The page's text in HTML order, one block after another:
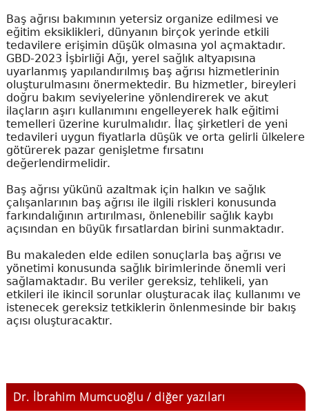
Baş ağrısı bakımının yetersiz organize edilmesi ve
eğitim eksiklikleri, dünyanın birçok yerinde etkili
tedavilere erişimin düşük olmasına yol açmaktadır.
GBD-2023 İşbirliği Ağı, yerel sağlık altyapısına
uyarlanmış yapılandırılmış baş ağrısı hizmetlerinin
oluşturulmasını önermektedir. Bu hizmetler, bireyleri
doğru bakım seviyelerine yönlendirerek ve akut
ilaçların aşırı kullanımını engelleyerek halk eğitimi
temelleri üzerine kurulmalıdır. İlaç şirketleri de yeni
tedavileri uygun fiyatlarla düşük ve orta gelirli ülkelere
götürerek pazar genişletme fırsatını
değerlendirmelidir.
Baş ağrısı yükünü azaltmak için halkın ve sağlık
çalışanlarının baş ağrısı ile ilgili riskleri konusunda
farkındalığının artırılması, önlenebilir sağlık kaybı
açısından en büyük fırsatlardan birini sunmaktadır.
Bu makaleden elde edilen sonuçlarla baş ağrısı ve
yönetimi konusunda sağlık birimlerinde önemli veri
sağlamaktadır. Bu veriler gereksiz, tehlikeli, yan
etkileri ile ikincil sorunlar oluşturacak ilaç kullanımı ve
istenecek gereksiz tetkiklerin önlenmesinde bir bakış
açısı oluşturacaktır.
Dr. İbrahim Mumcuoğlu / diğer yazıları